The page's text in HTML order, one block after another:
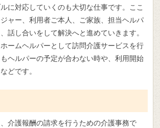
に対応していくのも大切な仕事です。ここ
ャー、利用者ご本人、ご家族、担当ヘルパ
話し合いをして解決へと進めていきます。
ームヘルパーとして訪問介護サービスを行
ヘルパーの予定が合わない時や、利用開始
どです。
介護報酬の請求を行うための介護事務で